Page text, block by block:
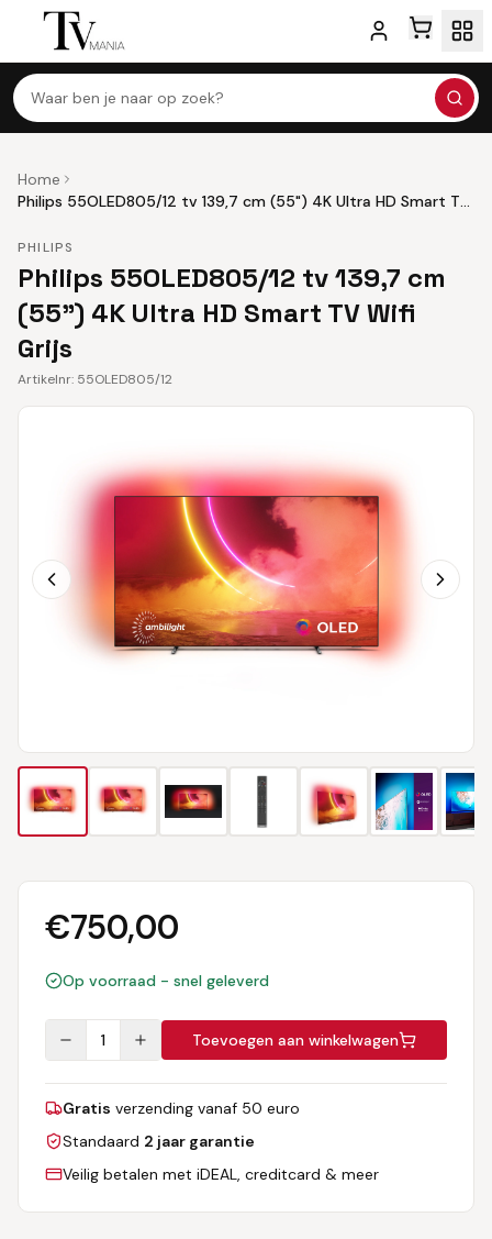
Waar ben je naar op zoek?
Home
Philips 55OLED805/12 tv 139,7 cm (55") 4K Ultra HD Smart TV
PHILIPS
Philips 55OLED805/12 tv 139,7 cm
(55") 4K Ultra HD Smart TV Wifi
Grijs
Artikelnr: 55OLED805/12
€750,00
Op voorraad - snel geleverd
1 Toevoegen aan winkelwagen
Gratis verzending vanaf 50 euro
Standaard 2 jaar garantie
Veilig betalen met iDEAL, creditcard & meer